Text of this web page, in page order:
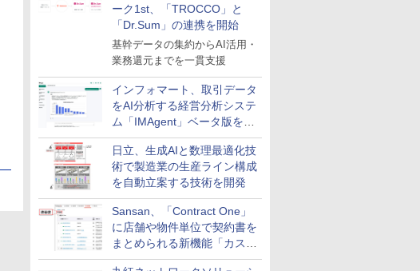
ーク1st、「TROCCO」と
「Dr.Sum」の連携を開始
基幹データの集約からAI活用・
業務還元までを一貫支援
インフォマート、取引データ
をAI分析する経営分析システ
ム「IMAgent」ベータ版を提
供
日立、生成AIと数理最適化技
術で製造業の生産ライン構成
を自動立案する技術を開発
Sansan、「Contract One」
に店舗や物件単位で契約書を
まとめられる新機能「カスタ
ム契約ツリー」を追加